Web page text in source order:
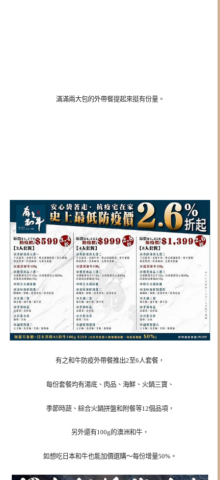
滿滿兩大包的外帶餐提起來挺有份量。
有之和牛防疫外帶餐推出2至6人套餐，
每份套餐均有湯底、肉品、海鮮、火鍋三寶、
季節時蔬、綜合火鍋拼盤和附餐等12個品項，
另外還有100g的澳洲和牛，
如想吃日本和牛也能加價選購～每份增量50%。